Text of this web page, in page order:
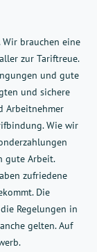
brauchen eine
zur Tariftreue.
und gute
und sichere
Arbeitnehmer
Wie wir
gute Arbeit.
zufriedene
Die
Regelungen in
gelten. Auf